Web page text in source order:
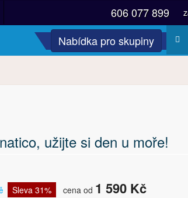
606 077 899
Nabídka pro skupiny
užijte si den u moře!
Sleva 31% cena od 1 590 Kč